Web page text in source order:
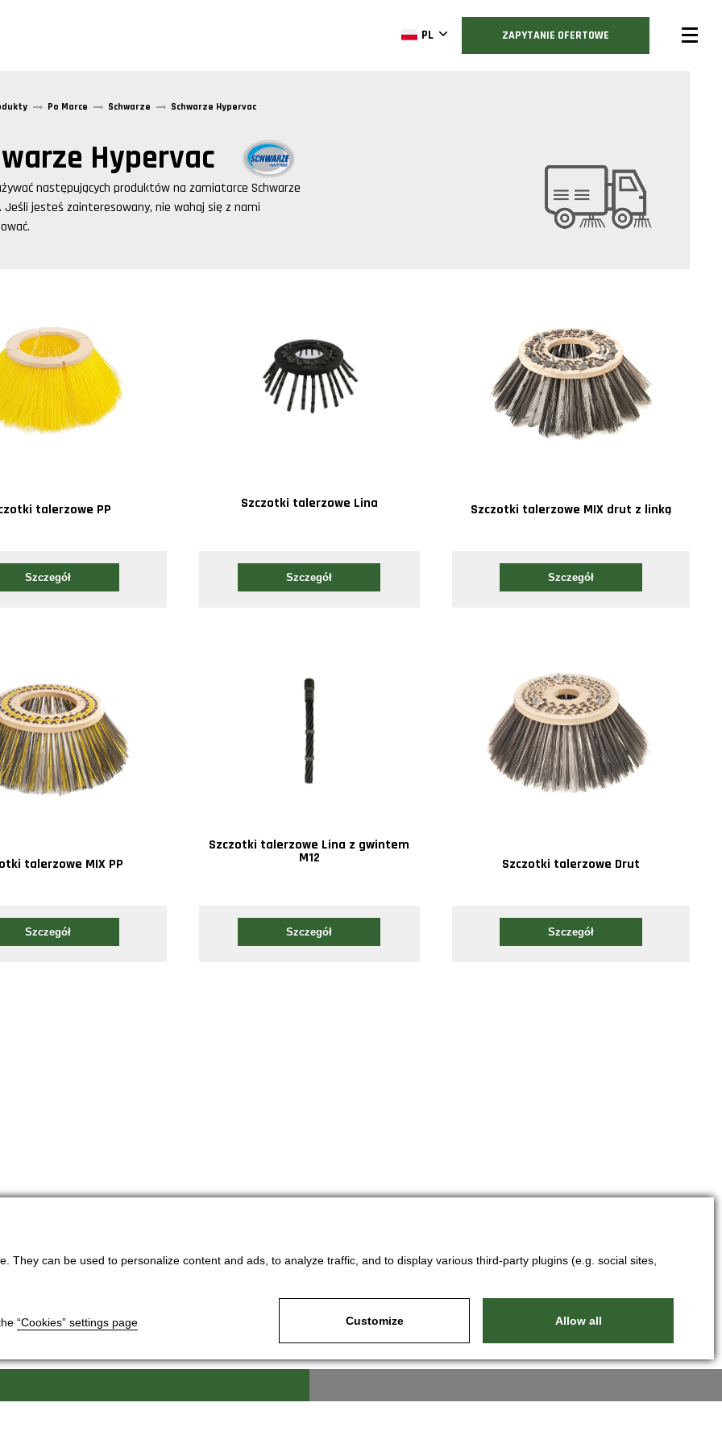
They can be used to personalize content and ads, to analyze traffic, and to display various third-party plugins (e.g. social sites,
“Cookies” settings page Customize Allow all
PL ZAPYTANIE OFERTOWE
Po Marce Schwarze Schwarze Hypervac
Hypervac
następujących produktów na zamiatarce Schwarze
. Jeśli jesteś zainteresowany, nie wahaj się z nami
talerzowe PP
Szczegół
Szczotki talerzowe Lina
Szczegół
Szczotki talerzowe MIX drut z linką
Szczegół
talerzowe MIX PP
Szczegół
Szczotki talerzowe Lina z gwintem
M12
Szczegół
Szczotki talerzowe Drut
Szczegół